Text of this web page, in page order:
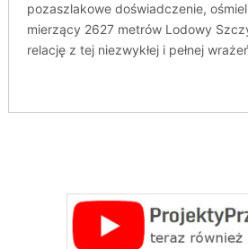
pozaszlakowe doświadczenie,
mierzący 2627 metrów Lodowy
relację z tej niezwykłej i pełnej